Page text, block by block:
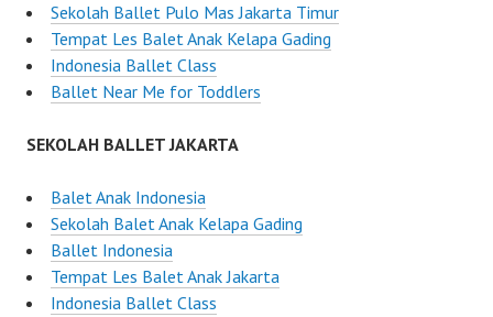
Sekolah Ballet Pulo Mas Jakarta Timur
Tempat Les Balet Anak Kelapa Gading
Indonesia Ballet Class
Ballet Near Me for Toddlers
SEKOLAH BALLET JAKARTA
Balet Anak Indonesia
Sekolah Balet Anak Kelapa Gading
Ballet Indonesia
Tempat Les Balet Anak Jakarta
Indonesia Ballet Class